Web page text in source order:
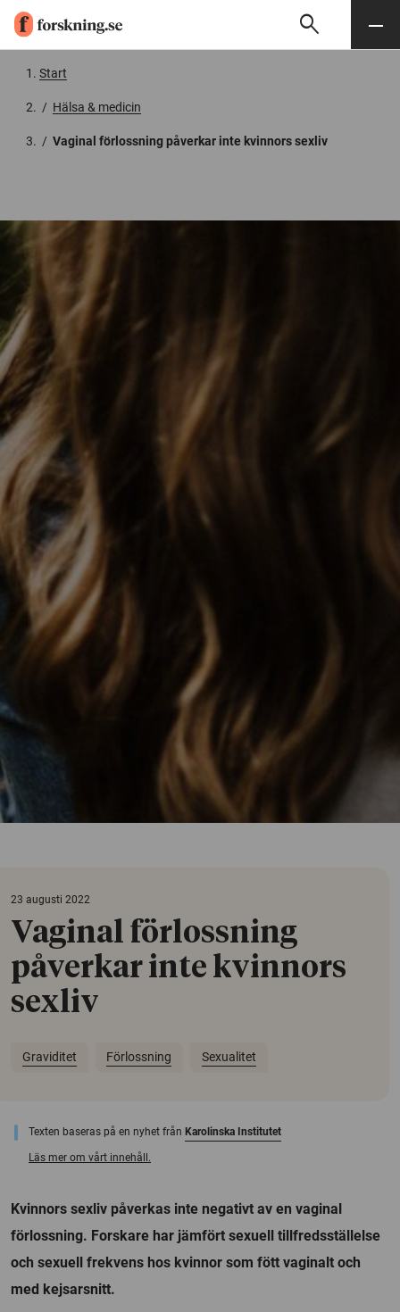
Söksearch Meny
Start
/ Hälsa & medicin
/ Vaginal förlossning påverkar inte kvinnors sexliv
23 augusti 2022
Vaginal förlossning
påverkar inte kvinnors
sexliv
Graviditet Förlossning Sexualitet
Texten baseras på en nyhet från Karolinska Institutet
Läs mer om vårt innehåll.
Kvinnors sexliv påverkas inte negativt av en vaginal
förlossning. Forskare har jämfört sexuell tillfredsställelse
och sexuell frekvens hos kvinnor som fött vaginalt och
med kejsarsnitt.